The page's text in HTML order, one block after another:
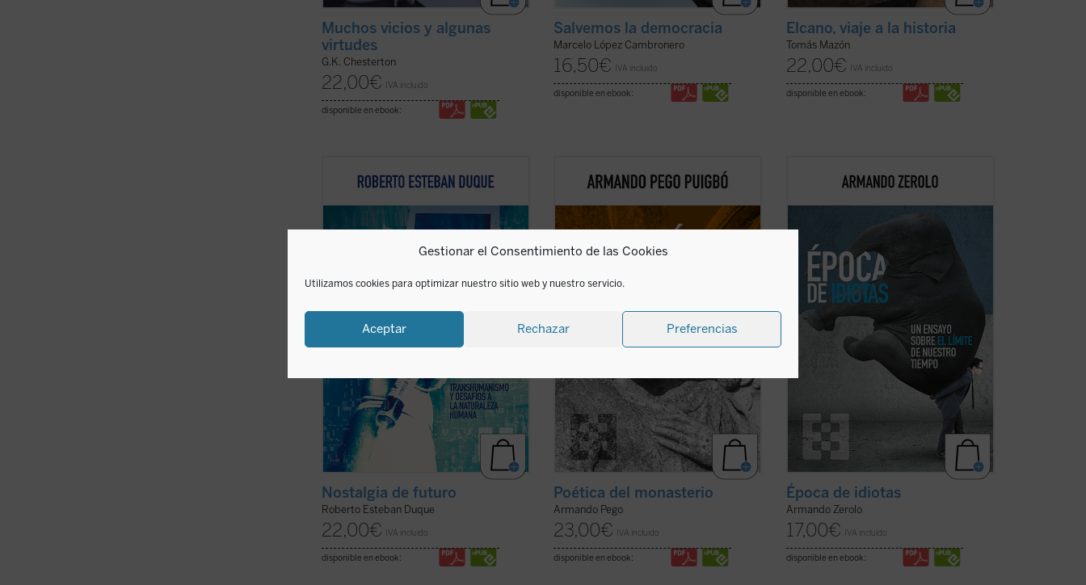
Gestionar el Consentimiento de las Cookies
Utilizamos cookies para optimizar nuestro sitio web y nuestro servicio.
Aceptar Rechazar Preferencias
Muchos vicios y algunas
virtudes
G.K. Chesterton
22,00€ IVA incluido
disponible en ebook:
Salvemos la democracia
Marcelo López Cambronero
16,50€ IVA incluido
disponible en ebook:
Elcano, viaje a la historia
Tomás Mazón
22,00€ IVA incluido
disponible en ebook:
Roberto Esteban Duque aporta un
todas las «mejoras» realizadas en los
últimos años, dejando claras las
transhumanistas: «crear en el sentido
Nostalgia de futuro
Roberto Esteban Duque
22,00€ IVA incluido
disponible en ebook:
Poética del monasterioreflexiona
que constituyen el horizonte social y
antropológico de las tres figuras: el
una pedagogía humanista fundada en la
Poética del monasterio
Armando Pego
23,00€ IVA incluido
disponible en ebook:
«Hablar bien de nuestra época resulta
de este ensayo. Estamos ante un libro
que procura señalar precisamente los
aspectos positivos de una sociedad que,
sin duda, está empeñada en no verlos. ...
(ver ficha)
Época de idiotas
Armando Zerolo
17,00€ IVA incluido
disponible en ebook: